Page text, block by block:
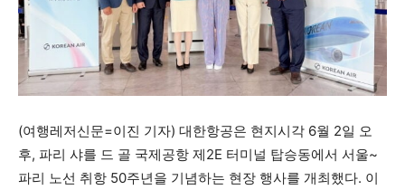
(여행레저신문=이진 기자) 대한항공은 현지시각 6월 2일 오
후, 파리 샤를 드 골 국제공항 제2E 터미널 탑승동에서 서울~
파리 노선 취항 50주년을 기념하는 현장 행사를 개최했다. 이